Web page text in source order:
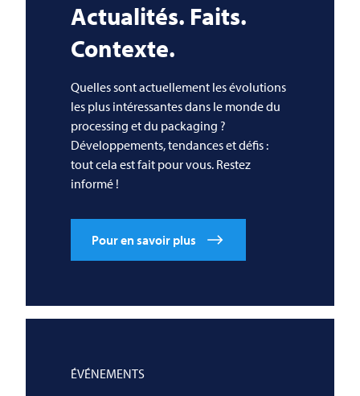
Actualités. Faits.
Contexte.
Quelles sont actuellement les évolutions
les plus intéressantes dans le monde du
processing et du packaging ?
Développements, tendances et défis :
tout cela est fait pour vous. Restez
informé !
Pour en savoir plus
ÉVÉNEMENTS